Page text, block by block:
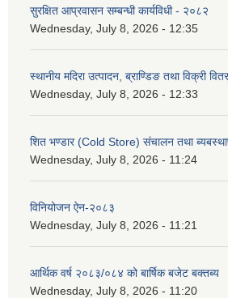
सुरक्षित आप्रवासन सम्बन्धी कार्यविधी - २०८२
Wednesday, July 8, 2026 - 12:35
स्थानीय मदिरा उत्पादन, ब्राण्डिङ तथा विक्री
Wednesday, July 8, 2026 - 12:33
शित भण्डार (Cold Store) संचालन तथा
Wednesday, July 8, 2026 - 11:24
विनियोजन ऐन-२०८३
Wednesday, July 8, 2026 - 11:21
आर्थिक वर्ष २०८३/०८४ को बार्षिक बजेट बक्तब्य
Wednesday, July 8, 2026 - 11:20